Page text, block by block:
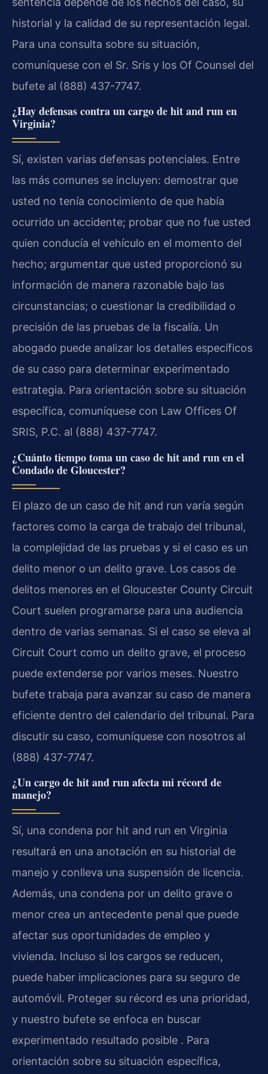
historial y la calidad de su representación legal.
Para una consulta sobre su situación,
comuníquese con el Sr. Sris y los Of Counsel del
bufete al (888) 437-7747.
¿Hay defensas contra un cargo de hit and run en
Virginia?
Sí, existen varias defensas potenciales. Entre
las más comunes se incluyen: demostrar que
usted no tenía conocimiento de que había
ocurrido un accidente; probar que no fue usted
quien conducía el vehículo en el momento del
hecho; argumentar que usted proporcionó su
información de manera razonable bajo las
circunstancias; o cuestionar la credibilidad o
precisión de las pruebas de la fiscalía. Un
abogado puede analizar los detalles específicos
de su caso para determinar experimentado
estrategia. Para orientación sobre su situación
específica, comuníquese con Law Offices Of
SRIS, P.C. al (888) 437-7747.
¿Cuánto tiempo toma un caso de hit and run en el
Condado de Gloucester?
El plazo de un caso de hit and run varía según
factores como la carga de trabajo del tribunal,
la complejidad de las pruebas y si el caso es un
delito menor o un delito grave. Los casos de
delitos menores en el Gloucester County Circuit
Court suelen programarse para una audiencia
dentro de varias semanas. Si el caso se eleva al
Circuit Court como un delito grave, el proceso
puede extenderse por varios meses. Nuestro
bufete trabaja para avanzar su caso de manera
eficiente dentro del calendario del tribunal. Para
discutir su caso, comuníquese con nosotros al
(888) 437-7747.
¿Un cargo de hit and run afecta mi récord de
manejo?
Sí, una condena por hit and run en Virginia
resultará en una anotación en su historial de
manejo y conlleva una suspensión de licencia.
Además, una condena por un delito grave o
menor crea un antecedente penal que puede
afectar sus oportunidades de empleo y
vivienda. Incluso si los cargos se reducen,
puede haber implicaciones para su seguro de
automóvil. Proteger su récord es una prioridad,
y nuestro bufete se enfoca en buscar
experimentado resultado posible . Para
orientación sobre su situación específica,